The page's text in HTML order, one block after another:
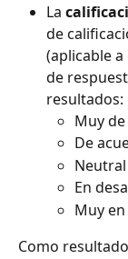
La
de
(aplicable
de
resultados:
Muy
De
En
Muy
Como